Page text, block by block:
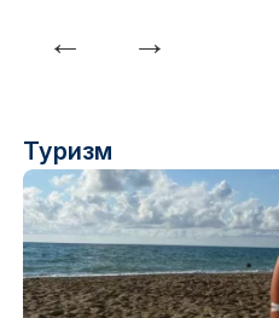
Туризм